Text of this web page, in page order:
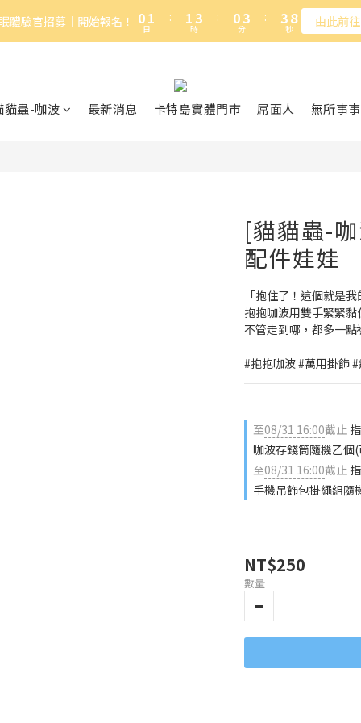
加入卡特島會員，台灣本島全館滿NT$1,000免運
體驗官招募｜開始報名！ 01
0
日
:
1
0
3
2
時
:
03
2
分
:
3
2
7
6
2
秒 由此前往
貓蟲-咖波 最新消息 卡特島實體門市 屌面人 無所事
[貓貓蟲-
配件娃娃
「抱住了！這個就是
抱抱咖波用雙手緊緊
不管走到哪，都多一
#抱抱咖波 #萬用掛飾
至08/31 16:00截止
咖波存錢筒隨機乙個
至08/31 16:00截止
手機吊飾包掛繩組隨
NT$250
數量